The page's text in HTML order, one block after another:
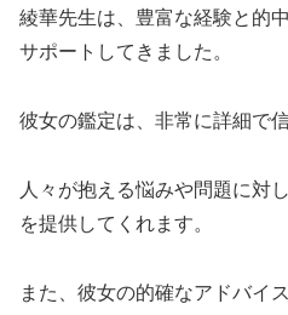
綾華先生は、豊富な経験と的
サポートしてきました。
彼女の鑑定は、非常に詳細で
人々が抱える悩みや問題に対
を提供してくれます。
また、彼女の的確なアドバイ